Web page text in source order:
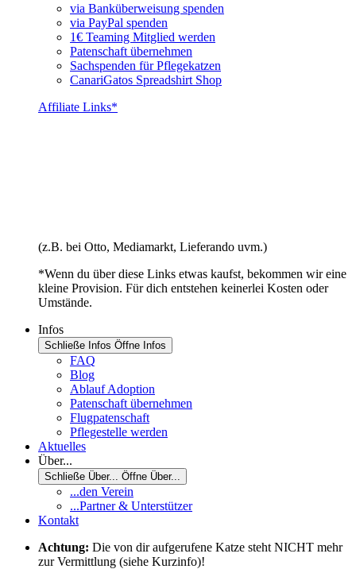
via Banküberweisung spenden
via PayPal spenden
1€ Teaming Mitglied werden
Patenschaft übernehmen
Sachspenden für Pflegekatzen
CanariGatos Spreadshirt Shop
Affiliate Links*
(z.B. bei Otto, Mediamarkt, Lieferando uvm.)
*Wenn du über diese Links etwas kaufst, bekommen wir eine
kleine Provision. Für dich entstehen keinerlei Kosten oder
Umstände.
Infos
Schließe Infos Öffne Infos
FAQ
Blog
Ablauf Adoption
Patenschaft übernehmen
Flugpatenschaft
Pflegestelle werden
Aktuelles
Über...
Schließe Über... Öffne Über...
...den Verein
...Partner & Unterstützer
Kontakt
Achtung: Die von dir aufgerufene Katze steht NICHT mehr
zur Vermittlung (siehe Kurzinfo)!